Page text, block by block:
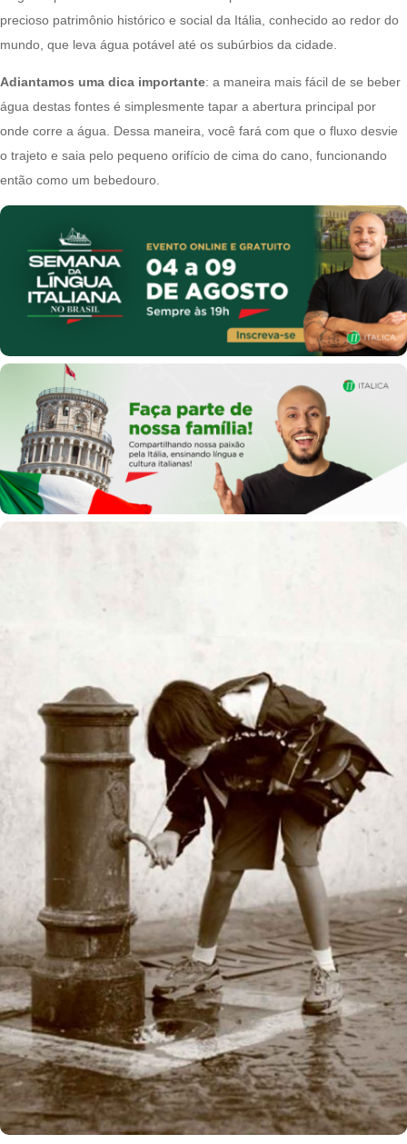
precioso patrimônio histórico e social da Itália, conhecido ao redor do
mundo, que leva água potável até os subúrbios da cidade.
Adiantamos uma dica importante: a maneira mais fácil de se beber
água destas fontes é simplesmente tapar a abertura principal por
onde corre a água. Dessa maneira, você fará com que o fluxo desvie
o trajeto e saia pelo pequeno orifício de cima do cano, funcionando
então como um bebedouro.